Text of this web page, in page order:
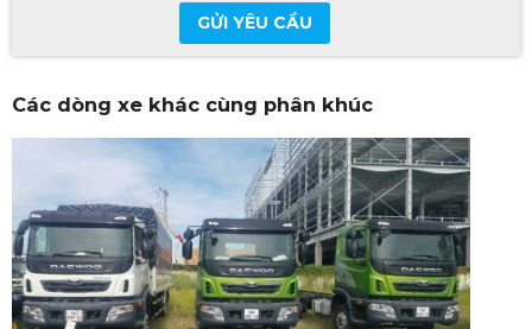
GỬI YÊU CẦU
Các dòng xe khác cùng phân khúc